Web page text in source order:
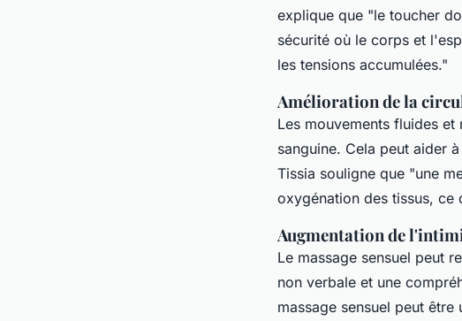
explique que "le toucher
sécurité où le corps et
les tensions accumulées."
Amélioration de la
Les mouvements fluides
sanguine. Cela peut aider
Tissia souligne que "une
oxygénation des tissus, ce
Augmentation de
Le massage sensuel peut
non verbale et une
massage sensuel peut